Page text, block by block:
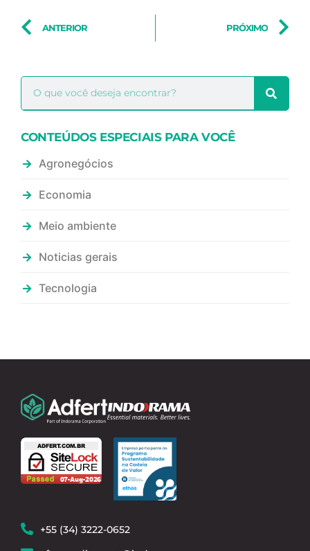
ANTERIOR PRÓXIMO
CONTEÚDOS ESPECIAIS PARA VOCÊ
Agronegócios
Economia
Meio ambiente
Noticias gerais
Tecnologia
+55 (34) 3222-0652